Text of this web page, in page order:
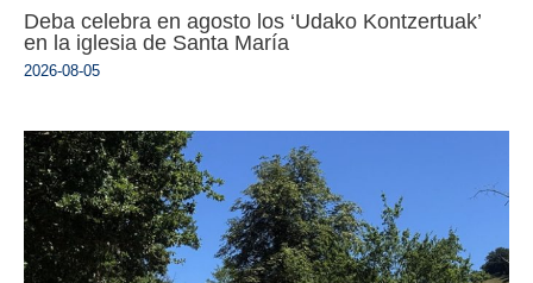
Deba celebra en agosto los ‘Udako Kontzertuak’
en la iglesia de Santa María
2026-08-05